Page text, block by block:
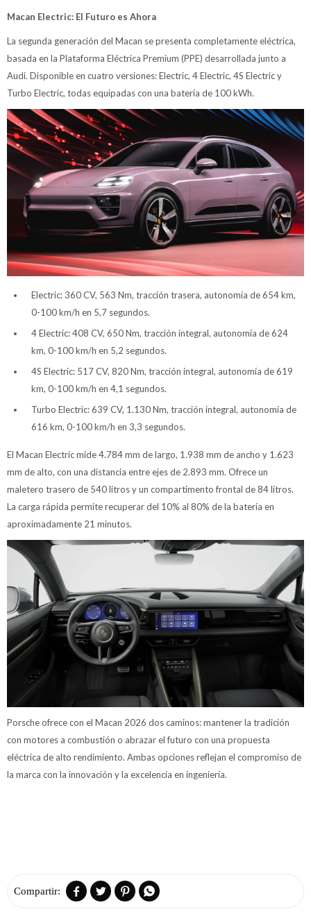
Macan Electric: El Futuro es Ahora
La segunda generación del Macan se presenta completamente eléctrica,
basada en la Plataforma Eléctrica Premium (PPE) desarrollada junto a
Audi. Disponible en cuatro versiones: Electric, 4 Electric, 4S Electric y
Turbo Electric, todas equipadas con una batería de 100 kWh.
Electric: 360 CV, 563 Nm, tracción trasera, autonomía de 654 km,
0-100 km/h en 5,7 segundos.
4 Electric: 408 CV, 650 Nm, tracción integral, autonomía de 624
km, 0-100 km/h en 5,2 segundos.
4S Electric: 517 CV, 820 Nm, tracción integral, autonomía de 619
km, 0-100 km/h en 4,1 segundos.
Turbo Electric: 639 CV, 1.130 Nm, tracción integral, autonomía de
616 km, 0-100 km/h en 3,3 segundos.
El Macan Electric mide 4.784 mm de largo, 1.938 mm de ancho y 1.623
mm de alto, con una distancia entre ejes de 2.893 mm. Ofrece un
maletero trasero de 540 litros y un compartimento frontal de 84 litros.
La carga rápida permite recuperar del 10% al 80% de la batería en
aproximadamente 21 minutos.
Porsche ofrece con el Macan 2026 dos caminos: mantener la tradición
con motores a combustión o abrazar el futuro con una propuesta
eléctrica de alto rendimiento. Ambas opciones reflejan el compromiso de
la marca con la innovación y la excelencia en ingeniería.
   